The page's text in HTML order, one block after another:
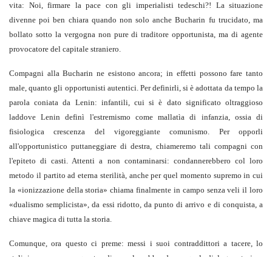
vita: Noi, firmare la pace con gli imperialisti tedeschi?! La situazione
divenne poi ben chiara quando non solo anche Bucharin fu trucidato, ma
bollato sotto la vergogna non pure di traditore opportunista, ma di agente
provocatore del capitale straniero.
Compagni alla Bucharin ne esistono ancora; in effetti possono fare tanto
male, quanto gli opportunisti autentici. Per definirli, si è adottata da tempo la
parola coniata da Lenin: infantili, cui si è dato significato oltraggioso
laddove Lenin definì l'estremismo come mallatìa di infanzia, ossia di
fisiologica crescenza del vigoreggiante comunismo. Per opporli
all'opportunistico puttaneggiare di destra, chiameremo tali compagni con
l'epiteto di casti. Attenti a non contaminarsi: condannerebbero col loro
metodo il partito ad eterna sterilità, anche per quel momento supremo in cui
la «ionizzazione della storia» chiama finalmente in campo senza veli il loro
«dualismo semplicista», da essi ridotto, da punto di arrivo e di conquista, a
chiave magica di tutta la storia.
Comunque, ora questo ci preme: messi i suoi contraddittori a tacere, lo